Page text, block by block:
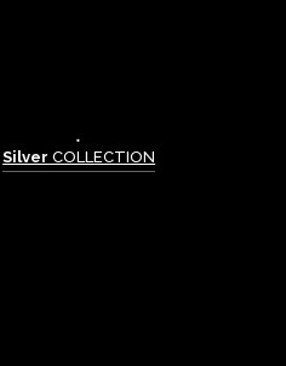
Silver COLLECTION